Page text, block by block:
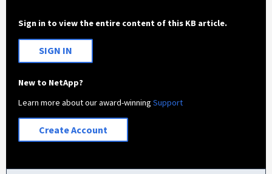
Sign in to view the entire content of this KB article.
SIGN IN
New to NetApp?
Learn more about our award-winningSupport
Create Account